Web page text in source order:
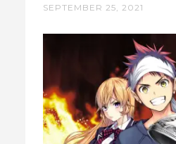
SEPTEMBER 25, 2021